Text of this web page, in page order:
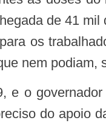
de 41 mil
os
nem podiam,
do apoio